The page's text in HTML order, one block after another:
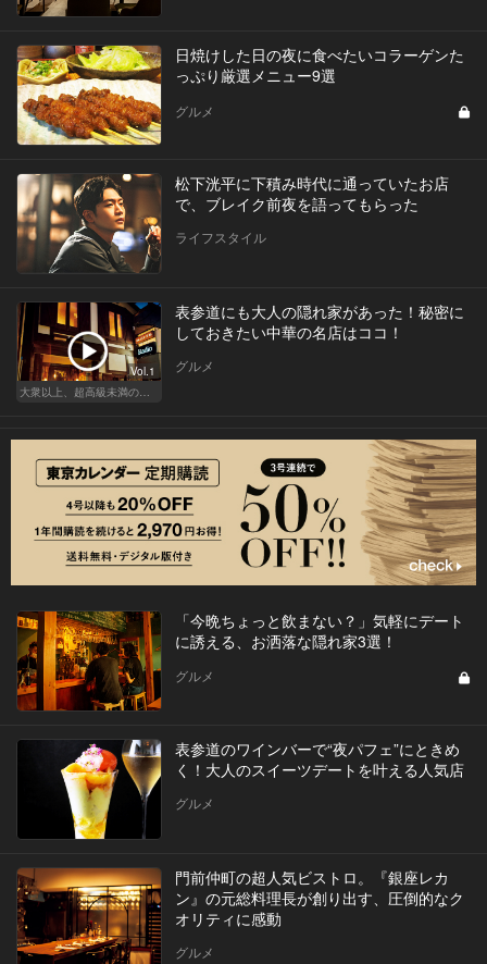
日焼けした日の夜に食べたいコラーゲンた
っぷり厳選メニュー9選
グルメ
松下洸平に下積み時代に通っていたお店
で、ブレイク前夜を語ってもらった
ライフスタイル
Vol.1
大衆以上、超高級未満の絶品中華
表参道にも大人の隠れ家があった！秘密に
しておきたい中華の名店はココ！
グルメ
「今晩ちょっと飲まない？」気軽にデート
に誘える、お洒落な隠れ家3選！
グルメ
表参道のワインバーで“夜パフェ”にときめ
く！大人のスイーツデートを叶える人気店
グルメ
門前仲町の超人気ビストロ。『銀座レカ
ン』の元総料理長が創り出す、圧倒的なク
オリティに感動
グルメ